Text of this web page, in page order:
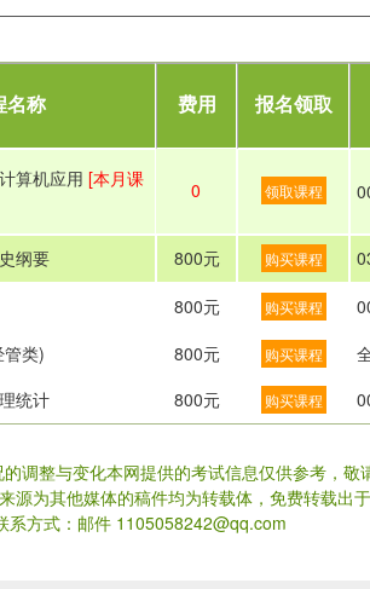
名称 费用 报名领取
算机应用 [本月课
0 领取课程
纲要 800元 购买课程
800元 购买课程
类) 800元 购买课程
统计 800元 购买课程
调整与变化本网提供的考试信息仅供参考，敬
源为其他媒体的稿件均为转载体，免费转载出
系方式：邮件 1105058242@qq.com